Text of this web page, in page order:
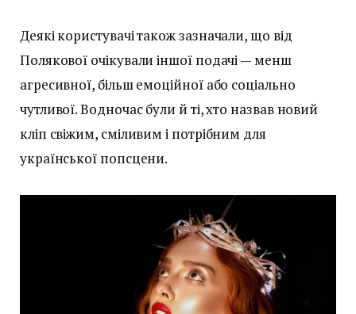
Деякі користувачі також зазначали, що від
Полякової очікували іншої подачі — менш
агресивної, більш емоційної або соціально
чутливої. Водночас були й ті, хто назвав новий
кліп свіжим, сміливим і потрібним для
української попсцени.